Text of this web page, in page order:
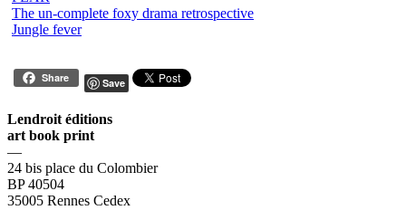
The un-complete foxy drama retrospective
Jungle fever
Share Save
Lendroit éditions
art book print
—
24 bis place du Colombier
BP 40504
35005 Rennes Cedex